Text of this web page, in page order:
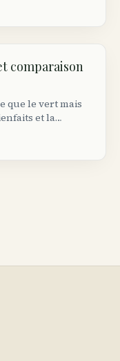
comparaison
que le vert mais
et la